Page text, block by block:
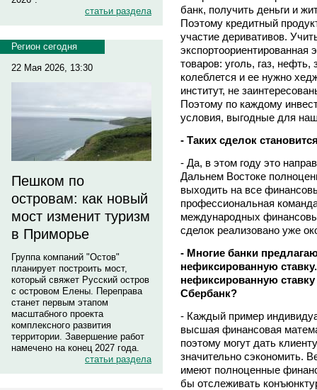
статьи раздела
Регион сегодня
22 Мая 2026, 13:30
Пешком по
островам: как новый
мост изменит туризм
в Приморье
Группа компаний "Остов"
планирует построить мост,
который свяжет Русский остров
с островом Елены. Переправа
станет первым этапом
масштабного проекта
комплексного развития
территории. Завершение работ
намечено на конец 2027 года.
статьи раздела
банк, получить деньги и
Поэтому кредитный
участие деривативов.
экспортоориентированная
товаров: уголь, газ,
колеблется и ее нужно
институт, не
Поэтому по каждому
условия, выгодные для
- Таких сделок
- Да, в этом году это
Дальнем Востоке
выходить на все
профессиональная
международных
сделок реализовано уже
- Многие банки
нефиксированную
нефиксированную
Сбербанк?
- Каждый пример
высшая финансовая
поэтому могут дать
значительно сэкономить.
имеют полноценные
бы отслеживать